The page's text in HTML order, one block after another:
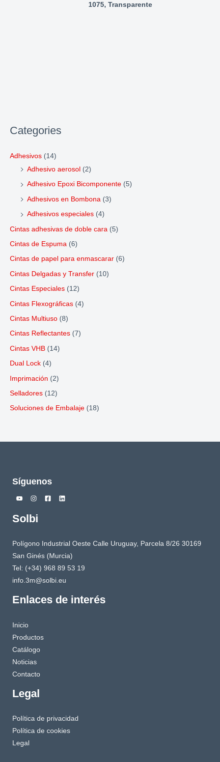
Categories
Adhesivos (14)
Adhesivo aerosol (2)
Adhesivo Epoxi Bicomponente (5)
Adhesivos en Bombona (3)
Adhesivos especiales (4)
Cintas adhesivas de doble cara (5)
Cintas de Espuma (6)
Cintas de papel para enmascarar (6)
Cintas Delgadas y Transfer (10)
Cintas Especiales (12)
Cintas Flexográficas (4)
Cintas Multiuso (8)
Cintas Reflectantes (7)
Cintas VHB (14)
Dual Lock (4)
Imprimación (2)
Selladores (12)
Soluciones de Embalaje (18)
1075, Transparente
Síguenos
Solbi
Polígono Industrial Oeste Calle Uruguay, Parcela 8/26 30169
San Ginés (Murcia)
Tel: (+34) 968 89 53 19
info.3m@solbi.eu
Enlaces de interés
Inicio
Productos
Catálogo
Noticias
Contacto
Legal
Política de privacidad
Política de cookies
Legal